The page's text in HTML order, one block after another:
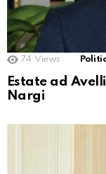
74 Views
Estate ad
Nargi